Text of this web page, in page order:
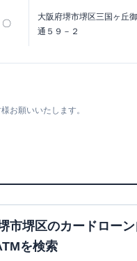
〇
大阪府堺市堺区三国ヶ丘
通５９－２
２－１
お願いいたします。
市堺区のカードロー
を検索